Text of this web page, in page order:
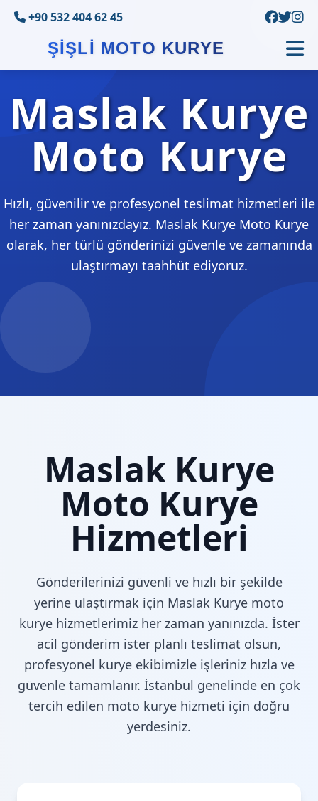
+90 532 404 62 45
ŞIŞLI MOTO KURYE
Maslak Kurye
Moto Kurye
Hızlı, güvenilir ve profesyonel teslimat hizmetleri ile
her zaman yanınızdayız. Maslak Kurye Moto Kurye
olarak, her türlü gönderinizi güvenle ve zamanında
ulaştırmayı taahhüt ediyoruz.
Maslak Kurye
Moto Kurye
Hizmetleri
Gönderilerinizi güvenli ve hızlı bir şekilde
yerine ulaştırmak için Maslak Kurye moto
kurye hizmetlerimiz her zaman yanınızda. İster
acil gönderim ister planlı teslimat olsun,
profesyonel kurye ekibimizle işleriniz hızla ve
güvenle tamamlanır. İstanbul genelinde en çok
tercih edilen moto kurye hizmeti için doğru
yerdesiniz.